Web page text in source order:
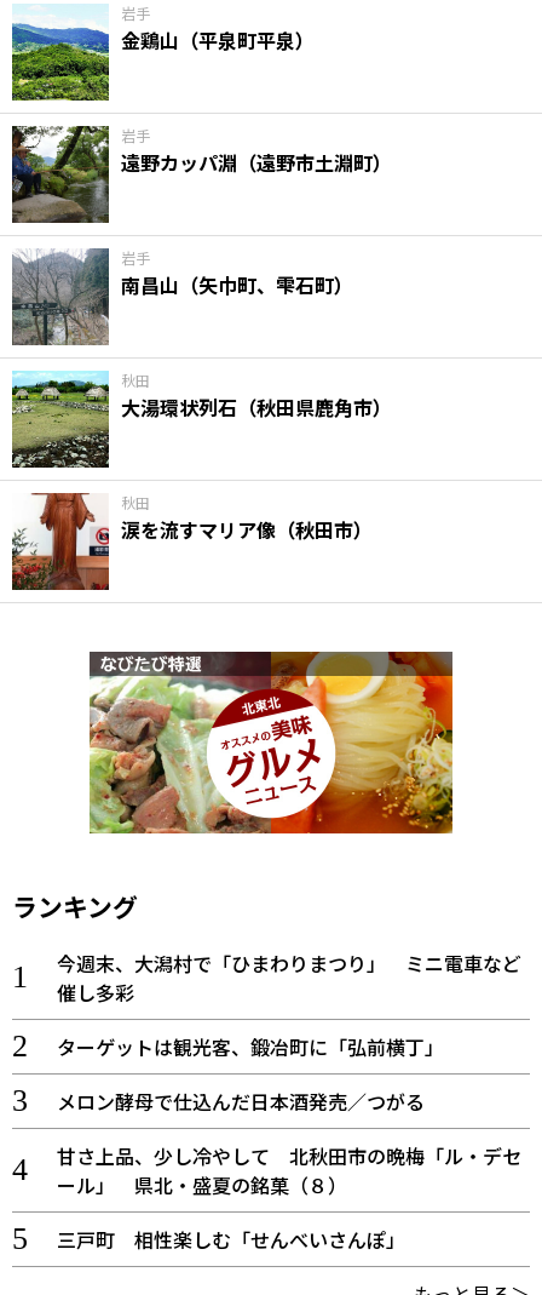
岩手
金鶏山（平泉町平泉）
岩手
遠野カッパ淵（遠野市土淵町）
岩手
南昌山（矢巾町、雫石町）
秋田
大湯環状列石（秋田県鹿角市）
秋田
涙を流すマリア像（秋田市）
ランキング
今週末、大潟村で「ひまわりまつり」 ミニ電車など
催し多彩
ターゲットは観光客、鍛冶町に「弘前横丁」
メロン酵母で仕込んだ日本酒発売／つがる
甘さ上品、少し冷やして 北秋田市の晩梅「ル・デセ
ール」 県北・盛夏の銘菓（８）
三戸町 相性楽しむ「せんべいさんぽ」